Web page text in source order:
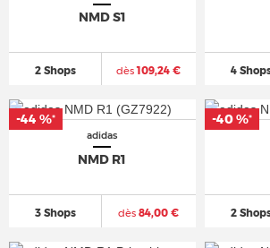
NMD S1
2 Shops dès109,24 € 4
adidas
NMD R1
3 Shops dès 84,00 €
-44 %*
2
-40 %*